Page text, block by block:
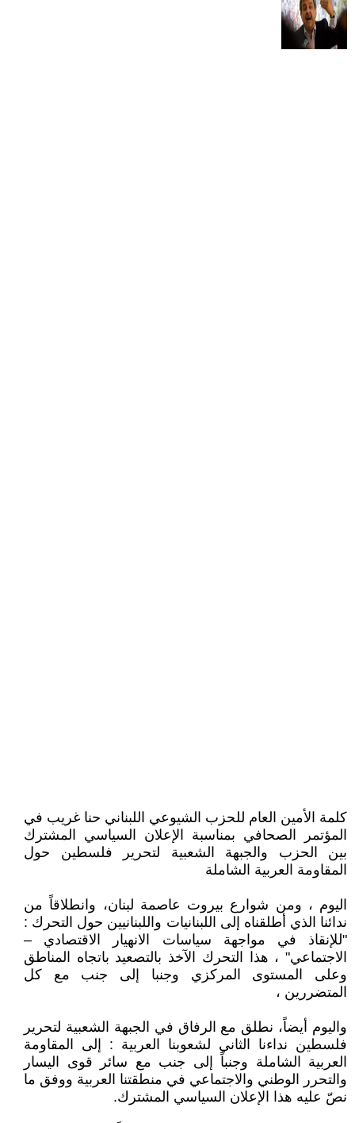
كلمة الأمين العام للحزب الشيوعي اللبناني حنا غريب في
المؤتمر الصحافي بمناسبة الإعلان السياسي المشترك
بين الحزب والجبهة الشعبية لتحرير فلسطين حول
المقاومة العربية الشاملة
اليوم ، ومن شوارع بيروت عاصمة لبنان، وانطلاقاً من
ندائنا الذي أطلقناه إلى اللبنانيات واللبنانيين حول التحرك :
"للإنقاذ في مواجهة سياسات الانهيار الاقتصادي –
الاجتماعي" ، هذا التحرك الآخذ بالتصعيد باتجاه المناطق
وعلى المستوى المركزي وجنبا إلى جنب مع كل
المتضررين ،
واليوم أيضاً، نطلق مع الرفاق في الجبهة الشعبية لتحرير
فلسطين نداءنا الثاني لشعوبنا العربية : إلى المقاومة
العربية الشاملة وجنباً إلى جنب مع سائر قوى اليسار
والتحرر الوطني والاجتماعي في منطقتنا العربية ووفق ما
نصّ عليه هذا الإعلان السياسي المشترك.